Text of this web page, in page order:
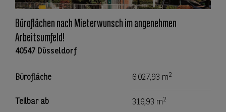
Büroflächen nach Mieterwunsch im angenehmen
Arbeitsumfeld!
40547 Düsseldorf
Bürofläche 6.027,93 m2
Teilbar ab 316,93 m2